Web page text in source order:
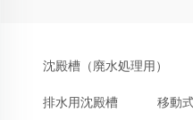
沈殿槽（廃水処理用）
排水用沈殿槽 移動